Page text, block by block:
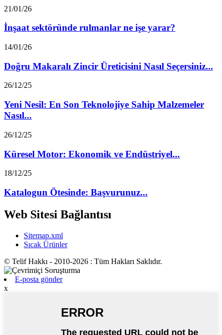
21/01/26
İnşaat sektöründe rulmanlar ne işe yarar?
14/01/26
Doğru Makaralı Zincir Üreticisini Nasıl Seçersiniz...
26/12/25
Yeni Nesil: En Son Teknolojiye Sahip Malzemeler
Nasıl...
26/12/25
Küresel Motor: Ekonomik ve Endüstriyel...
18/12/25
Katalogun Ötesinde: Başvurunuz...
Web Sitesi Bağlantısı
Sitemap.xml
Sıcak Ürünler
© Telif Hakkı - 2010-2026 : Tüm Hakları Saklıdır.
E-posta gönder
x